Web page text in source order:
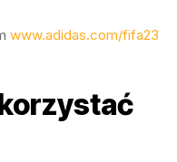
www.adidas.com/fifa23